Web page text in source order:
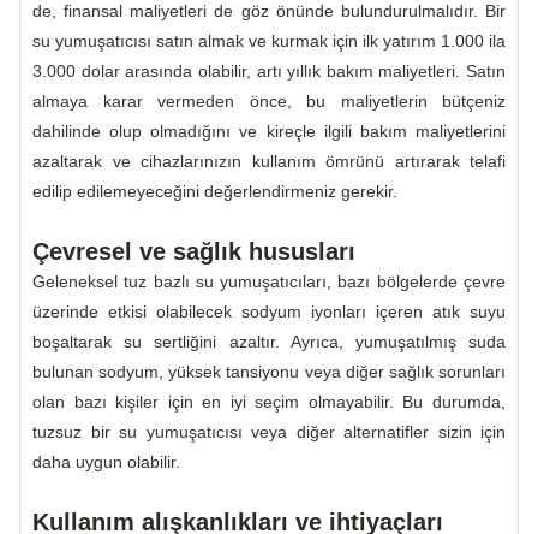
de, finansal maliyetleri de göz önünde bulundurulmalıdır. Bir
su yumuşatıcısı satın almak ve kurmak için ilk yatırım 1.000 ila
3.000 dolar arasında olabilir, artı yıllık bakım maliyetleri. Satın
almaya karar vermeden önce, bu maliyetlerin bütçeniz
dahilinde olup olmadığını ve kireçle ilgili bakım maliyetlerini
azaltarak ve cihazlarınızın kullanım ömrünü artırarak telafi
edilip edilemeyeceğini değerlendirmeniz gerekir.
Çevresel ve sağlık hususları
Geleneksel tuz bazlı su yumuşatıcıları, bazı bölgelerde çevre
üzerinde etkisi olabilecek sodyum iyonları içeren atık suyu
boşaltarak su sertliğini azaltır. Ayrıca, yumuşatılmış suda
bulunan sodyum, yüksek tansiyonu veya diğer sağlık sorunları
olan bazı kişiler için en iyi seçim olmayabilir. Bu durumda,
tuzsuz bir su yumuşatıcısı veya diğer alternatifler sizin için
daha uygun olabilir.
Kullanım alışkanlıkları ve ihtiyaçları